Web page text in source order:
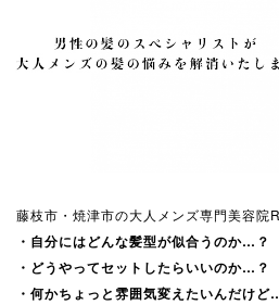
藤枝市・焼津市の大人メンズ専門美容院
・自分にはどんな髪型が似合うのか…？
・どうやってセットしたらいいのか…？
・何かちょっと雰囲気変えたいんだけど